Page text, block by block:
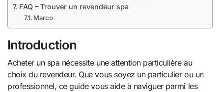
FAQ – Trouver un revendeur spa
Marco
Introduction
Acheter un spa nécessite une attention particulière au
choix du revendeur. Que vous soyez un particulier ou un
professionnel, ce guide vous aide à naviguer parmi les